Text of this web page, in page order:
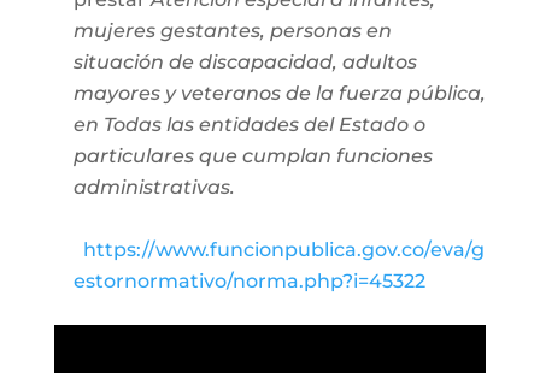
mujeres gestantes, personas en
situación de discapacidad, adultos
mayores y veteranos de la fuerza pública,
en Todas las entidades del Estado o
particulares que cumplan funciones
administrativas.
https://www.funcionpublica.gov.co/eva/g
estornormativo/norma.php?i=45322